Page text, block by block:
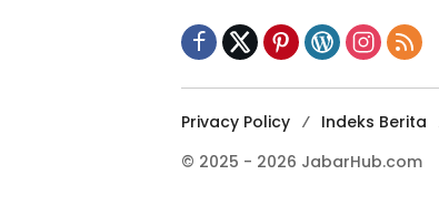
Privacy Policy Indeks Berita
© 2025 - 2026 JabarHub.com